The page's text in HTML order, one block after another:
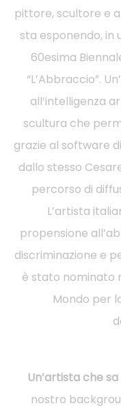
pittore, scultore e
sta esponendo, in
60esima
“L’Abbraccio”.
all’intelligenza
scultura che
grazie al software
dallo stesso
percorso di
L’artista
propensione
discriminazione e
è stato nominato
Mondo per
Un’artista che
nostro